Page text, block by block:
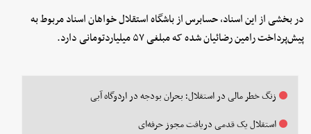
در بخشی از این اسناد، حسابرس از باشگاه استقلال خواهان اسناد مربوط به
پیش‌پرداخت رامین رضائیان شده که مبلغی ۵۷ میلیاردتومانی دارد.
زنگ خطر مالی در استقلال؛ بحران بودجه در اردوگاه آبی
استقلال یک قدمی دریافت مجوز حرفه‌ای